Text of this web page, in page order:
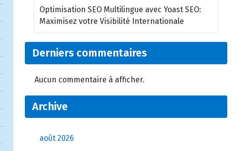
Optimisation SEO Multilingue avec Yoast SEO:
Maximisez votre Visibilité Internationale
Derniers commentaires
Aucun commentaire à afficher.
Archive
août 2026